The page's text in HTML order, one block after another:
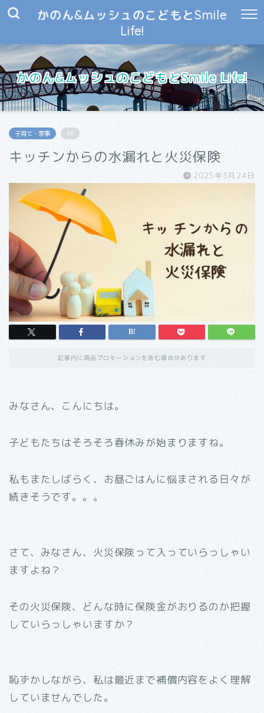
かのん&ムッシュのこどもとSmile
Life!
かのん&ムッシュのこどもとSmile Life!
子育て・家事 PR
キッチンからの水漏れと火災保険
2025年3月24日
記事内に商品プロモーションを含む場合があります
みなさん、こんにちは。
子どもたちはそろそろ春休みが始まりますね。
私もまたしばらく、お昼ごはんに悩まされる日々が
続きそうです。。。
さて、みなさん、火災保険って入っていらっしゃい
ますよね？
その火災保険、どんな時に保険金がおりるのか把握
していらっしゃいますか？
恥ずかしながら、私は最近まで補償内容をよく理解
していませんでした。